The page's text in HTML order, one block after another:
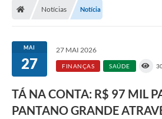
Publicações / Transparência
Secretarias
Ouvidoria
Expocal, Festa do Cavalo e o Relincho da
Notícias Notícia
MAI
27
27 MAI 2026
FINANÇAS SAÚDE
TÁ NA CONTA: R$ 97 MIL
PANTANO GRANDE